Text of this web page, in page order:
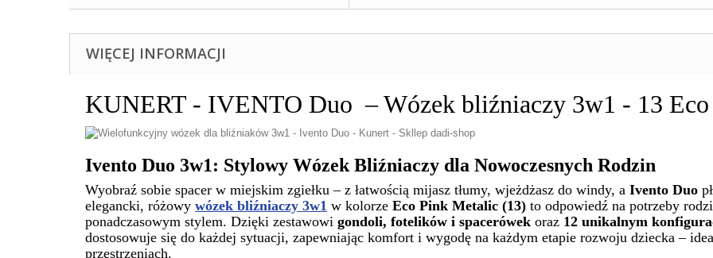
WIĘCEJ INFORMACJI
KUNERT - IVENTO Duo – Wózek bliźniaczy 3w1 - 13
Ivento Duo 3w1: Stylowy Wózek Bliźniaczy dla Nowoczesnych Rodzin
Wyobraź sobie spacer w miejskim zgiełku – z łatwością mijasz tłumy, wjeżdżasz do windy, a Ivento Duo
elegancki, różowy wózek bliźniaczy 3w1 w kolorze Eco Pink Metalic (13) to odpowiedź na potrzeby
ponadczasowym stylem. Dzięki zestawowi gondoli, fotelików i spacerówek oraz 12 unikalnym
dostosowuje się do każdej sytuacji, zapewniając komfort i wygodę na każdym etapie rozwoju dziecka –
przestrzeniach.